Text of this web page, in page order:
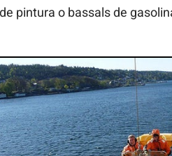
pintura o bassals de